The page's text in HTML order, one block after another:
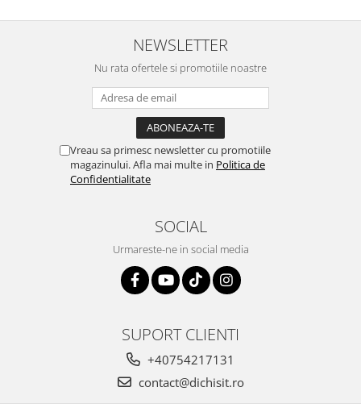
NEWSLETTER
Nu rata ofertele si promotiile noastre
Vreau sa primesc newsletter cu promotiile
magazinului. Afla mai multe in Politica de
Confidentialitate
SOCIAL
Urmareste-ne in social media
SUPORT CLIENTI
+40754217131
contact@dichisit.ro